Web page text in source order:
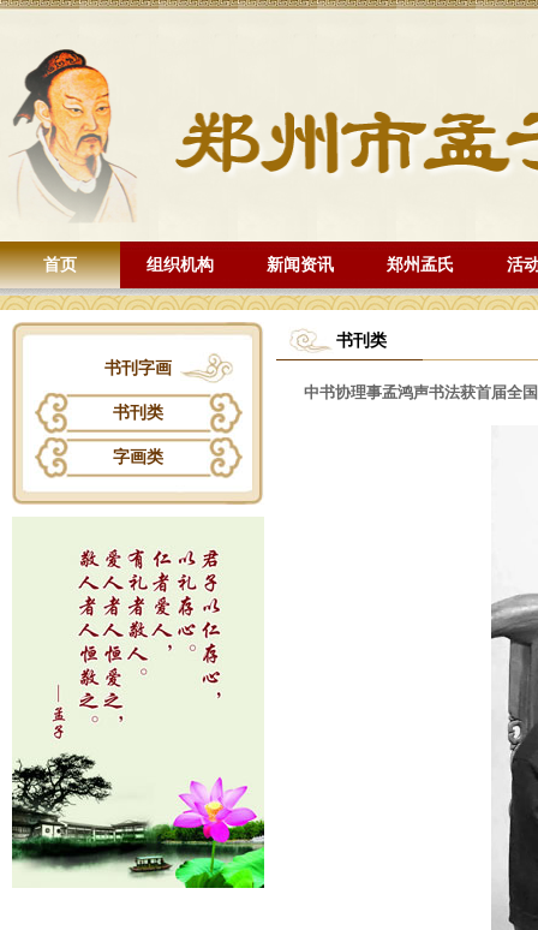
首页 组织机构 新闻资讯 郑州孟氏 活
书刊字画
书刊类
字画类
书刊类
中书协理事孟鸿声书法获首届全